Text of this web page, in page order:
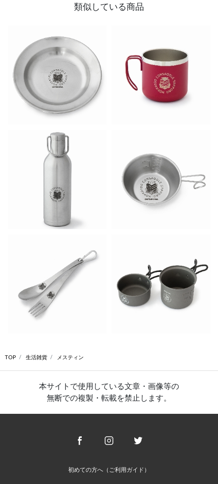
類似している商品
TOP 生活雑貨 メスティン
本サイトで使用している文章・画像等の
無断での複製・転載を禁止します。
初めての方へ（ご利用ガイド）